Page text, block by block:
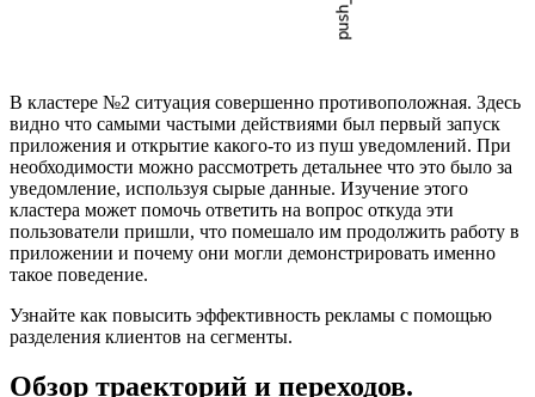
В кластере №2 ситуация совершенно противоположная. Здесь
видно что самыми частыми действиями был первый запуск
приложения и открытие какого-то из пуш уведомлений. При
необходимости можно рассмотреть детальнее что это было за
уведомление, используя сырые данные. Изучение этого
кластера может помочь ответить на вопрос откуда эти
пользователи пришли, что помешало им продолжить работу в
приложении и почему они могли демонстрировать именно
такое поведение.
Узнайте как повысить эффективность рекламы с помощью
разделения клиентов на сегменты.
Обзор траекторий и переходов.